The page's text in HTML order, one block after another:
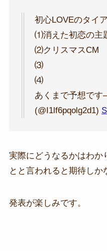
初心LOVEのタイ
⑴消えた初恋の主
⑵クリスマスCM
⑶
⑷
あくまで予想で
(@I1lf6pqolg2d1)
実際にどうなるかはわか
とと言われると期待しか
発表が楽しみです。